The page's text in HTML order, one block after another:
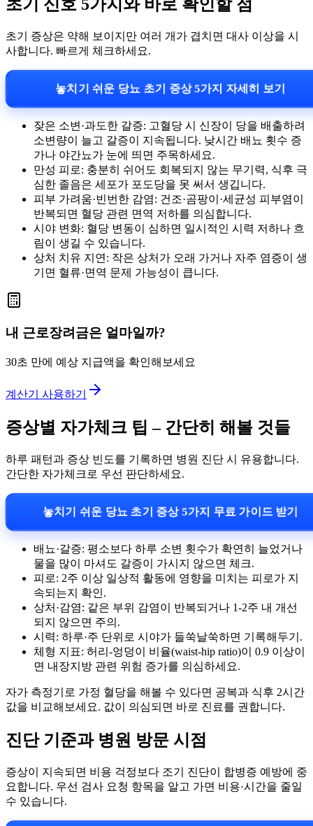
초기 신호 5가지와 바로 확인할 점
초기 증상은 약해 보이지만 여러 개가 겹치면 대사 이상을 시
사합니다. 빠르게 체크하세요.
놓치기 쉬운 당뇨 초기 증상 5가지 자세히 보기
잦은 소변·과도한 갈증: 고혈당 시 신장이 당을 배출하려
소변량이 늘고 갈증이 지속됩니다. 낮시간 배뇨 횟수 증
가나 야간뇨가 눈에 띄면 주목하세요.
만성 피로: 충분히 쉬어도 회복되지 않는 무기력, 식후 극
심한 졸음은 세포가 포도당을 못 써서 생깁니다.
피부 가려움·빈번한 감염: 건조·곰팡이·세균성 피부염이
반복되면 혈당 관련 면역 저하를 의심합니다.
시야 변화: 혈당 변동이 심하면 일시적인 시력 저하나 흐
림이 생길 수 있습니다.
상처 치유 지연: 작은 상처가 오래 가거나 자주 염증이 생
기면 혈류·면역 문제 가능성이 큽니다.
내 근로장려금은 얼마일까?
30초 만에 예상 지급액을 확인해보세요
계산기 사용하기
증상별 자가체크 팁 – 간단히 해볼 것들
하루 패턴과 증상 빈도를 기록하면 병원 진단 시 유용합니다.
간단한 자가체크로 우선 판단하세요.
놓치기 쉬운 당뇨 초기 증상 5가지 무료 가이드 받기
배뇨·갈증: 평소보다 하루 소변 횟수가 확연히 늘었거나
물을 많이 마셔도 갈증이 가시지 않으면 체크.
피로: 2주 이상 일상적 활동에 영향을 미치는 피로가 지
속되는지 확인.
상처·감염: 같은 부위 감염이 반복되거나 1-2주 내 개선
되지 않으면 주의.
시력: 하루·주 단위로 시야가 들쑥날쑥하면 기록해두기.
체형 지표: 허리-엉덩이 비율(waist-hip ratio)이 0.9 이상이
면 내장지방 관련 위험 증가를 의심하세요.
자가 측정기로 가정 혈당을 해볼 수 있다면 공복과 식후 2시간
값을 비교해보세요. 값이 의심되면 바로 진료를 권합니다.
진단 기준과 병원 방문 시점
증상이 지속되면 비용 걱정보다 조기 진단이 합병증 예방에 중
요합니다. 우선 검사 요청 항목을 알고 가면 비용·시간을 줄일
수 있습니다.